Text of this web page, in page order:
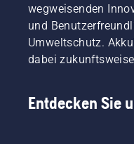
wegweisenden
und
Umweltschutz.
dabei
Entdecken Sie